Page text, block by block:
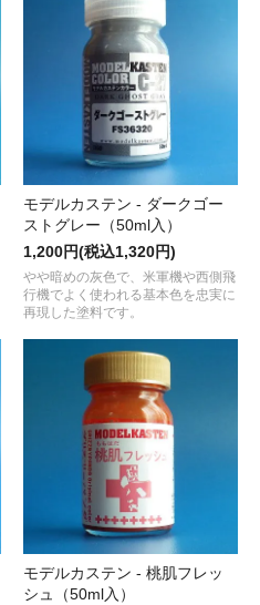
モデルカステン - ダークゴー
ストグレー（50ml入）
1,200円(税込1,320円)
やや暗めの灰色で、米軍機や西側飛
行機でよく使われる基本色を忠実に
再現した塗料です。
モデルカステン - 桃肌フレッ
シュ（50ml入）